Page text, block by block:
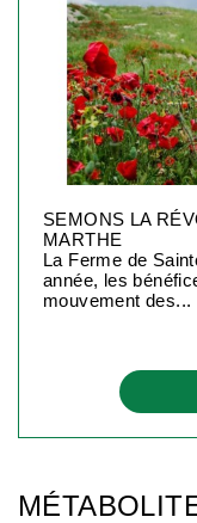
SEMONS LA
MARTHE
La Ferme de
année, les
mouvement des...